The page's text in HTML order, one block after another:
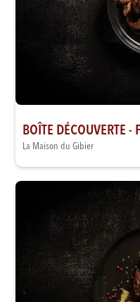
BOÎTE DÉCOUVERTE -
La Maison du Gibier